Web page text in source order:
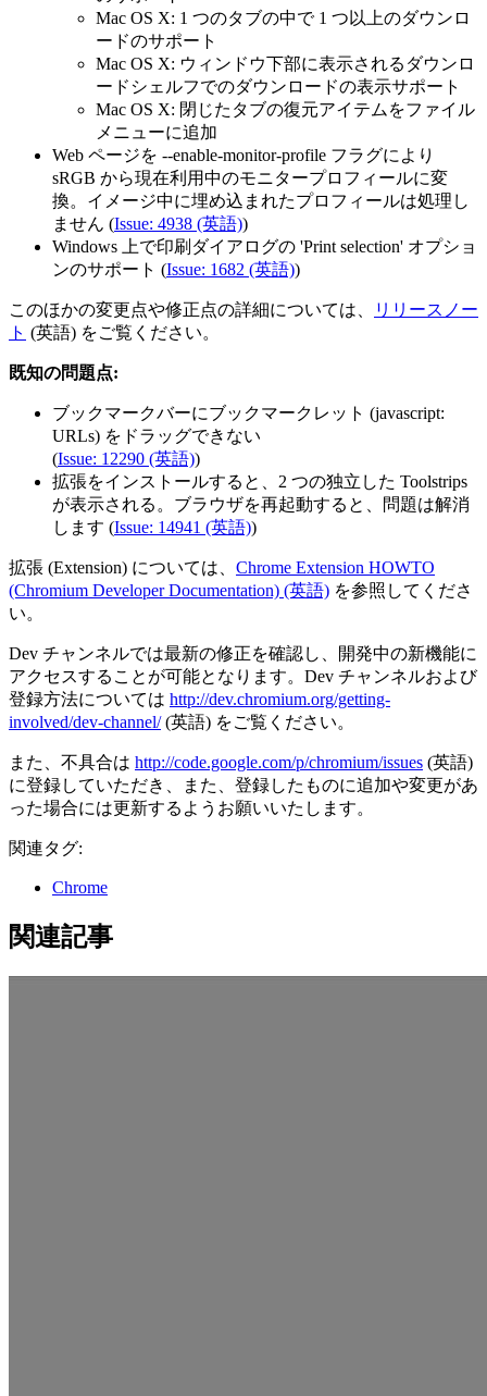
Mac OS X: 1 つのタブの中で 1 つ以上のダウンロ
ードのサポート
Mac OS X: ウィンドウ下部に表示されるダウンロ
ードシェルフでのダウンロードの表示サポート
Mac OS X: 閉じたタブの復元アイテムをファイル
メニューに追加
Web ページを --enable-monitor-profile フラグにより
sRGB から現在利用中のモニタープロフィールに変
換。イメージ中に埋め込まれたプロフィールは処理し
ません (Issue: 4938 (英語))
Windows 上で印刷ダイアログの 'Print selection' オプショ
ンのサポート (Issue: 1682 (英語))
このほかの変更点や修正点の詳細については、
リリースノー
ト (英語) をご覧ください。
既知の問題点:
ブックマークバーにブックマークレット (javascript:
URLs) をドラッグできない
(Issue: 12290 (英語))
拡張をインストールすると、2 つの独立した Toolstrips
が表示される。ブラウザを再起動すると、問題は解消
します (Issue: 14941 (英語))
拡張 (Extension) については、 Chrome Extension HOWTO
(Chromium Developer Documentation) (英語) を参照してくださ
い。
Dev チャンネルでは最新の修正を確認し、開発中の新機能に
アクセスすることが可能となります。Dev チャンネルおよび
登録方法については http://dev.chromium.org/getting-
involved/dev-channel/(英語) をご覧ください。
また、不具合は http://code.google.com/p/chromium/issues (英語)
に登録していただき、また、登録したものに追加や変更があ
った場合には更新するようお願いいたします。
関連タグ:
Chrome
関連記事